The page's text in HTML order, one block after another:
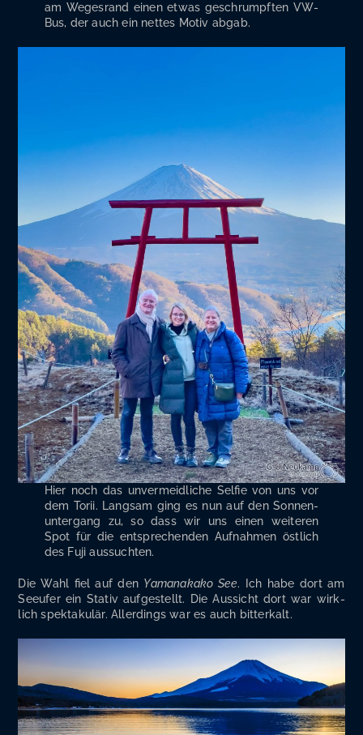
am Weges­rand einen etwas geschrumpf­ten VW-
Bus, der auch ein net­tes Motiv abgab.
Hier noch das unver­meid­li­che Sel­fie von uns vor
dem Torii. Lang­sam ging es nun auf den Son­nen­
un­ter­gang zu, so dass wir uns einen wei­te­ren
Spot für die ent­spre­chen­den Auf­nah­men öst­lich
des Fuji aussuchten.
Die Wahl fiel auf den Yama­n­a­ka­ko See. Ich habe dort am
See­ufer ein Sta­tiv auf­ge­stellt. Die Aus­sicht dort war wirk­
lich spek­ta­ku­lär. Aller­dings war es auch bitterkalt.